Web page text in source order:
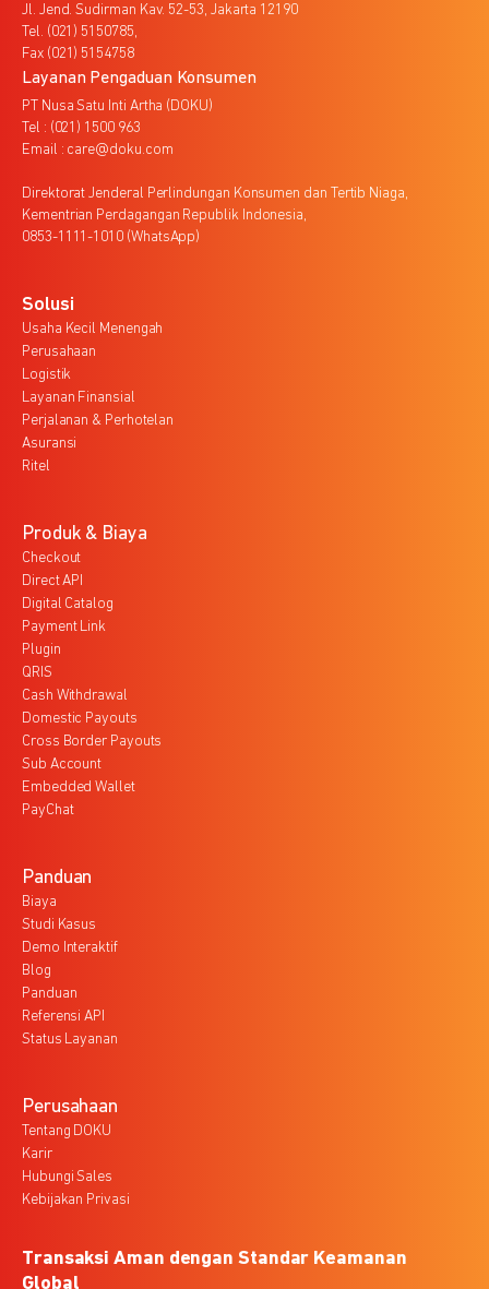
Jl. Jend. Sudirman Kav. 52-53, Jakarta 12190
Tel. (021) 5150785,
Fax (021) 5154758
Layanan Pengaduan Konsumen
PT Nusa Satu Inti Artha (DOKU)
Tel : (021) 1500 963
Email : care@doku.com
Direktorat Jenderal Perlindungan Konsumen dan Tertib Niaga,
Kementrian Perdagangan Republik Indonesia,
0853-1111-1010 (WhatsApp)
Solusi
Usaha Kecil Menengah
Perusahaan
Logistik
Layanan Finansial
Perjalanan & Perhotelan
Asuransi
Ritel
Produk & Biaya
Checkout
Direct API
Digital Catalog
Payment Link
Plugin
QRIS
Cash Withdrawal
Domestic Payouts
Cross Border Payouts
Sub Account
Embedded Wallet
PayChat
Panduan
Biaya
Studi Kasus
Demo Interaktif
Blog
Panduan
Referensi API
Status Layanan
Perusahaan
Tentang DOKU
Karir
Hubungi Sales
Kebijakan Privasi
Transaksi Aman dengan Standar Keamanan
Global